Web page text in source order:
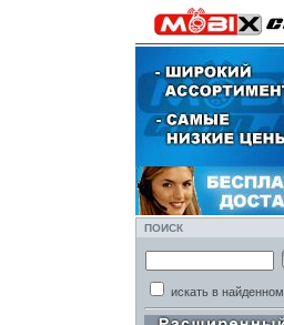
ПОИСК
искать в найденном